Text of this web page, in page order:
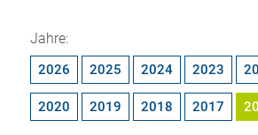
Jahre:
2026 2025 2024 2023
2020 2019 2018 2017